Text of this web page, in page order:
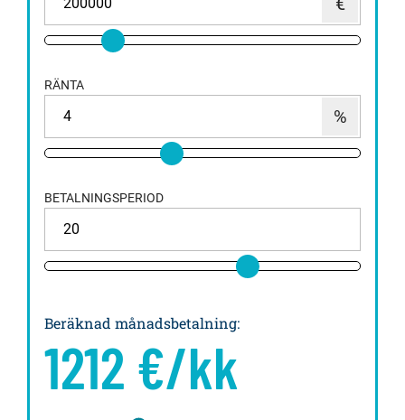
RÄNTA
BETALNINGSPERIOD
Beräknad månadsbetalning:
1212 €/kk